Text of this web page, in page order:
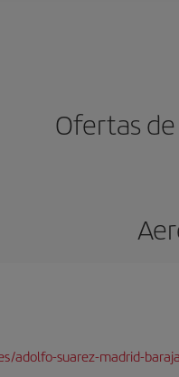
Ofertas
adolfo-suarez-madrid-